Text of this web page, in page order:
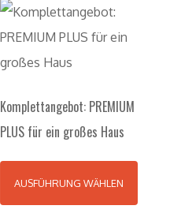
Komplettangebot: PREMIUM
PLUS für ein großes Haus
AUSFÜHRUNG WÄHLEN